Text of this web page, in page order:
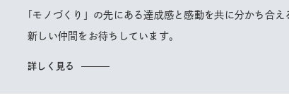
「モノづくり」 の先にある達成感と感動を共に分かち合え
新しい仲間をお待ちしています。
詳しく見る